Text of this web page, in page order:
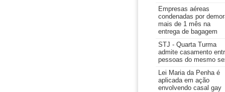
Empresas aéreas
condenadas por
mais de 1 mês na
entrega de bagagem
STJ - Quarta Turma
admite casamento
pessoas do mesmo
Lei Maria da Penha é
aplicada em ação
envolvendo casal gay